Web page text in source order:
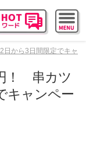
から3日間限定でキャ
！ 串カツ
キャンペー